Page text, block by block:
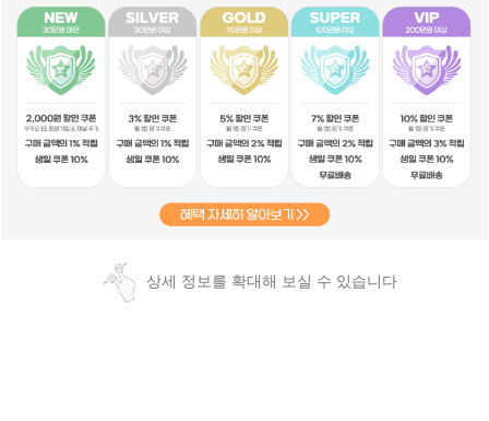
상세 정보를 확대해 보실 수 있습니다